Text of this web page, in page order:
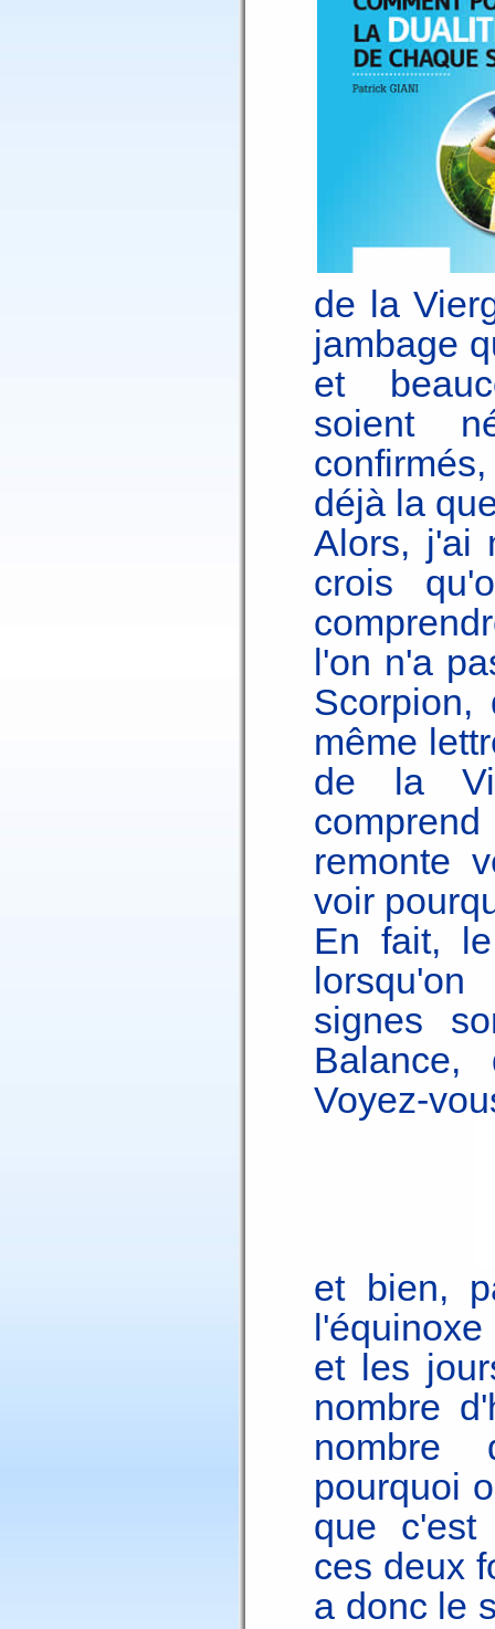
de la
jambage
et
soient
déjà la
Alors, j'ai
crois
l'on n'a
Scorpion,
même
de la
remonte
voir
En fait,
signes
Voyez-
et bien,
et les
nombre
nombre
pourquoi
que c'est
ces deux
a donc le